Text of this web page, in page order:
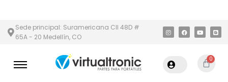
Sede principal: Suramericana Cll 48D #
65A - 20 Medellín, CO
0